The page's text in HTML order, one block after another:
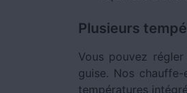
Plusieurs
Vous pouvez
guise. Nos
températures